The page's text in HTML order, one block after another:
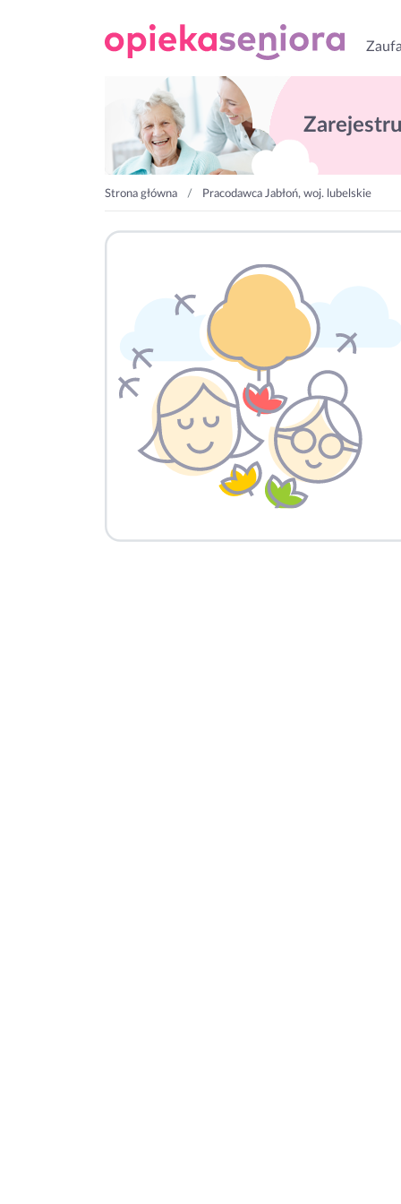
Strona główna Pracodawca Jabłoń, woj. lubelskie